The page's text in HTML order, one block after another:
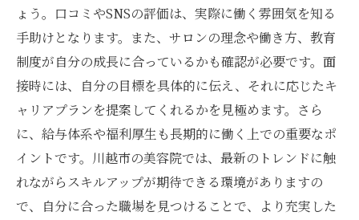
ょう。口コミやSNSの評価は、実際に働く雰囲気を知る
手助けとなります。また、サロンの理念や働き方、教育
制度が自分の成長に合っているかも確認が必要です。面
接時には、自分の目標を具体的に伝え、それに応じたキ
ャリアプランを提案してくれるかを見極めます。さら
に、給与体系や福利厚生も長期的に働く上での重要なポ
イントです。川越市の美容院では、最新のトレンドに触
れながらスキルアップが期待できる環境がありますの
で、自分に合った職場を見つけることで、より充実した